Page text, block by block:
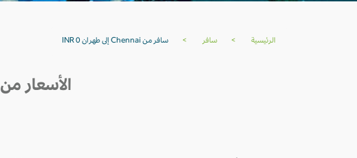
الرئيسية > سافر > سافر من Chennai إلى طهران INR 0
الأسعار من CHENNAI إلى طهران خلال 30 يوم القادمة